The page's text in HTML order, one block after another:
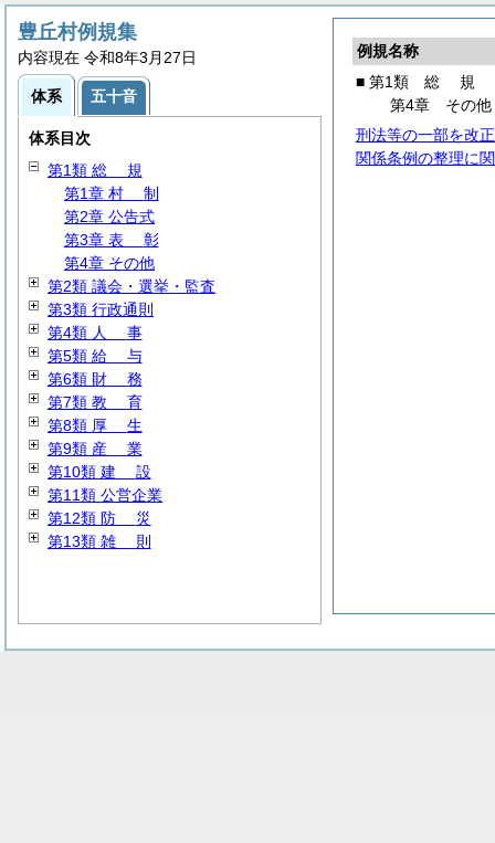
例規名称
■ 第1類 総 規
第4章 その他
刑法等の一部を改
関係条例の整理に
豊丘村例規集
内容現在 令和8年3月27日
体系 五十音
体系目次
第1類 総 規
第1章 村 制
第2章 公告式
第3章 表 彰
第4章 その他
第2類 議会・選挙・監査
第3類 行政通則
第4類 人 事
第5類 給 与
第6類 財 務
第7類 教 育
第8類 厚 生
第9類 産 業
第10類 建 設
第11類 公営企業
第12類 防 災
第13類 雑 則